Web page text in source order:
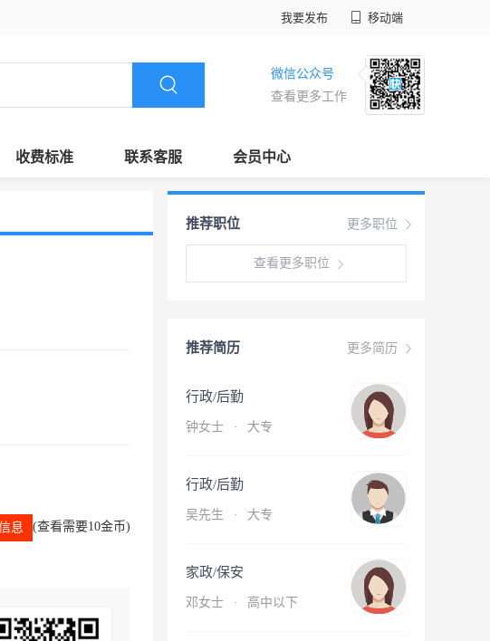
我要发布 移动端
微信公众号
查看更多工作
收费标准 联系客服 会员中心
息 (查看需要10金币)
更多职位
推荐职位
查看更多职位
更多简历
推荐简历
行政/后勤
钟女士 · 大专
行政/后勤
吴先生 · 大专
家政/保安
邓女士 · 高中以下